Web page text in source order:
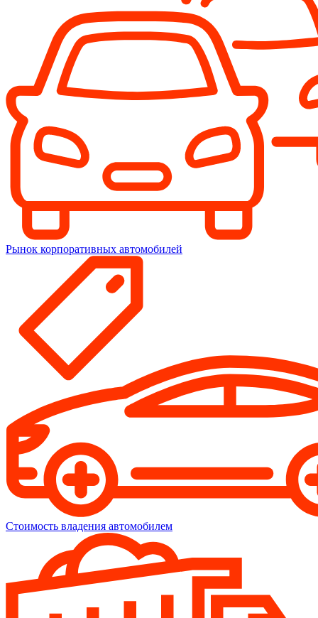
Рынок корпоративных автомобилей
Стоимость владения автомобилем